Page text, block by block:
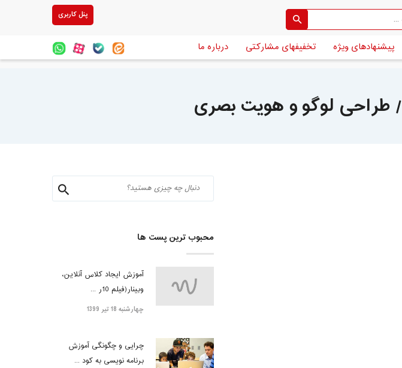
پنل کاربری
پیشنهادهای ویژه تخفیفهای مشارکتی درباره ما
/ طراحی لوگو و هویت بصری
محبوب ترین پست ها
آموزش ایجاد کلاس آنلاین،
وبینار(فیلم 10ر ...
چهارشنبه 18 تیر 1399
چرایی و چگونگی آموزش
برنامه نویسی به کود ...